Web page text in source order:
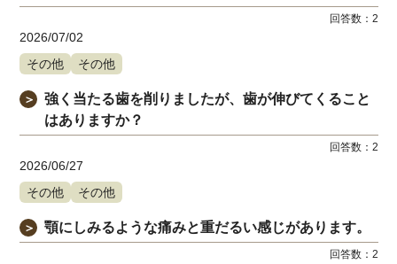
回答数： 2
2026/07/02
その他
その他
＞
強く当たる歯を削りましたが、歯が伸びてくること
はありますか？
回答数： 2
2026/06/27
その他
その他
＞ 顎にしみるような痛みと重だるい感じがあります。
回答数： 2